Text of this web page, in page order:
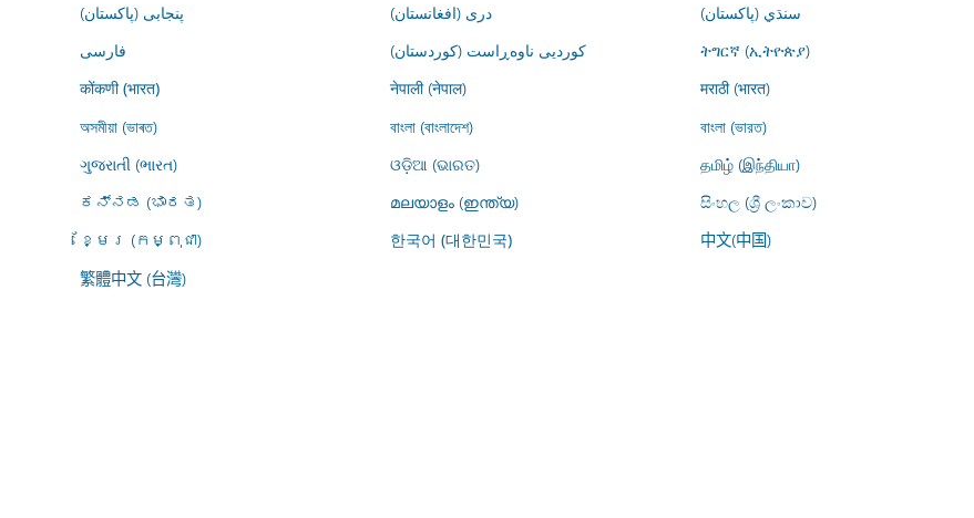
پنجابی (پاکستان)
درى (افغانستان) سنڌي (پاکستان)
فارسى
کوردیی ناوەڕاست (کوردستان) ትግርኛ (ኢትዮጵያ)
कोंकणी (भारत) नेपाली (नेपाल) मराठी (भारत)
অসমীয়া (ভাৰত) বাংলা (বাংলাদেশ) বাংলা (ভারত)
ગુજરાતી (ભારત)
ଓଡ଼ିଆ (ଭାରତ) தமிழ் (இந்தியா)
ಕನ್ನಡ (ಭಾರತ)
മലയാളം (ഇന്ത്യ) සිංහල (ශ්‍රී ලංකාව)
ខ្មែរ (កម្ពុជា)
한국어 (대한민국) 中文(中国)
繁體中文 (台灣)